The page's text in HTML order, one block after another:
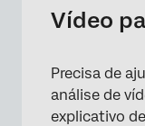
Vídeo
Precisa de
análise de
explicativo